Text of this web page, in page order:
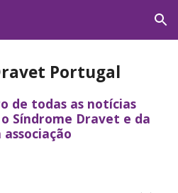
Skip to navigation
Portugal
de todas as notícias
Síndrome Dravet e da
associação